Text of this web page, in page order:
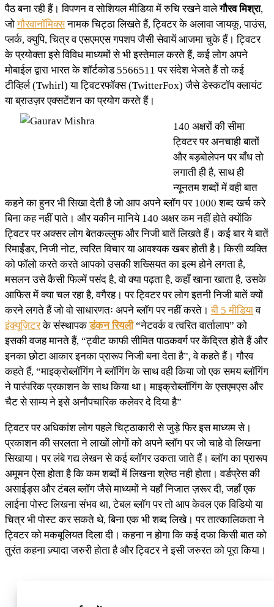
पैठ बना रही हैं। विपणन व सोशियल मीडिया में रुचि रखने वालेगौरव मिश्रा,
जोगौरवानॉमिक्सनामक चिट्ठा लिखते हैं, ट्विटर के अलावा जायकू, पाउंस,
प्लर्क, क्युपि, चित्र व एसएमएस गपशप जैसी सेवायें आजमा चुके हैं। ट्विटर
के प्रयोक्ता इसे विविध माध्यमों से भी इस्तेमाल करते हैं, कई लोग अपने
मोबाईल द्वारा भारत के शॉर्टकोड 5566511 पर संदेश भेजते हैं तो कई
टीव्हिर्ल (Twhirl) या ट्विटरफॉक्स (TwitterFox) जैसे डेस्कटॉप क्लायंट
या ब्राउज़र एक्सटेंशन का प्रयोग करते हैं।
140 अक्षरों की सीमा
ट्विटर पर अनचाही बातों
और बड़बोलेपन पर बाँध तो
लगाती ही है, साथ ही
न्यूनतम शब्दों में वही बात
कहने का हुनर भी सिखा देती है जो आप अपने ब्लॉग पर 1000 शब्द खर्च करे
बिना कह नहीं पाते। और यकीन मानिये 140 अक्षर कम नहीं होते क्योंकि
ट्विटर पर अक्सर लोग बेतकल्लुफ और निजी बातें लिखते हैं। कई बार ये बातें
रिमाईंडर, निजी नोट, त्वरित विचार या आवश्यक खबर होती है। किसी व्यक्ति
को फॉलो करते करते आपको उसकी शख्सियत का इल्म होने लगता है,
मसलन उसे कैसी फिल्में पसंद है, वो क्या पढ़ता है, कहाँ खाना खाता है, उसके
आफिस में क्या चल रहा है, वगैरह। पर ट्विटर पर लोग इतनी निजी बातें क्यों
करने लगते हैं जो वो साधारणतः अपने ब्लॉग पर नहीं करते।बी 5 मीडियाव
इंक्यूज़िटरके संस्थापकडंकन रियली“नेटवर्क व त्वरित वार्तालाप” को
इसकी वजह मानते हैं, “ट्वीट काफी सीमित पाठकवर्ग पर केंद्रित होते हैं और
इनका छोटा आकार इनका प्रारूप निजी बना देता है”, वे कहते हैं। गौरव
कहते हैं, “माइक्रोब्लॉगिंग ने ब्लॉगिंग के साथ वही किया जो एक समय ब्लॉगिंग
ने पारंपरिक प्रकाशन के साथ किया था। माइक्रोब्लॉगिंग के एसएमएस और
चैट से साम्य ने इसे अनौपचारिक कलेवर दे दिया है”
ट्विटर पर अधिकांश लोग पहले चिट्ठाकारी से जुड़े फिर इस माध्यम से।
प्रकाशन की सरलता ने लाखों लोगों को अपने ब्लॉग पर जो चाहे वो लिखना
सिखाया। पर लंबे गद्य लेखन से कई ब्लॉगर उकता जाते हैं। ब्लॉग का प्रारूप
अमूमन ऐसा होता है कि कम शब्दों में लिखना श्रेष्ठ नही होता। वर्डप्रेस की
असाईड्स और टंबल ब्लॉग जैसे माध्यमों ने यहाँ निजात ज़रूर दी, जहाँ एक
लाईना पोस्ट लिखना संभव था, टेबल ब्लॉग पर तो आप केवल एक विडियो या
चित्र भी पोस्ट कर सकते थे, बिना एक भी शब्द लिखे। पर तात्कालिकता ने
ट्विटर को मकबूलियत दिला दी। कहना न होगा कि कई दफा किसी बात को
तुरंत कहना ज़्यादा जरुरी होता है और ट्विटर ने इसी जरुरत को पूरा किया।